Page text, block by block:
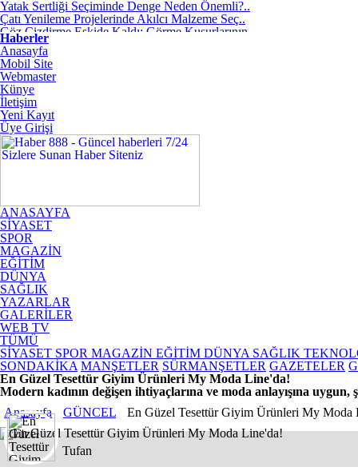
Yatak Sertliği Seçiminde Denge Neden Önemli?..
Çatı Yenileme Projelerinde Akılcı Malzeme Seç..
Göz Çizdirme Eskide Kaldı: Görme Kusurlarının..
Lazerden Korktuğunuz İçin Gözlüğe Mahkûm Olma..
İstanbul Pizza Factory Ümraniye’de Lezzet Ara..
Saç Ekimi Nedir ve Nasıl Yapılır? Murat Makas..
Binalarda Enerji Verimliliğinin Geleceği: Yen..
Geleceğin Piyanisti Olarak Gösterilen Fazıl A..
Video yerelleştirme pazarında öne çıkan yeni ..
Ankara’da Sağlıklı Gülüşlerin Adresi: Sincan ..
Haberler
Anasayfa
Mobil Site
Webmaster
Künye
İletişim
Yeni Kayıt
Üye Girişi
ANASAYFA
SİYASET
SPOR
MAGAZİN
EĞİTİM
DÜNYA
SAĞLIK
YAZARLAR
GALERİLER
WEB TV
TÜMÜ
SİYASET SPOR MAGAZİN EĞİTİM DÜNYA SAĞLIK
SONDAKİKA MANŞETLER SÜRMANŞETLER GAZETELER
En Güzel Tesettür Giyim Ürünleri My Moda Line'da!
Modern kadının değişen ihtiyaçlarına ve moda anlayışına uygun,
Anasayfa
GÜNCEL En Güzel Tesettür Giyim Ürünleri My Moda
Tufan